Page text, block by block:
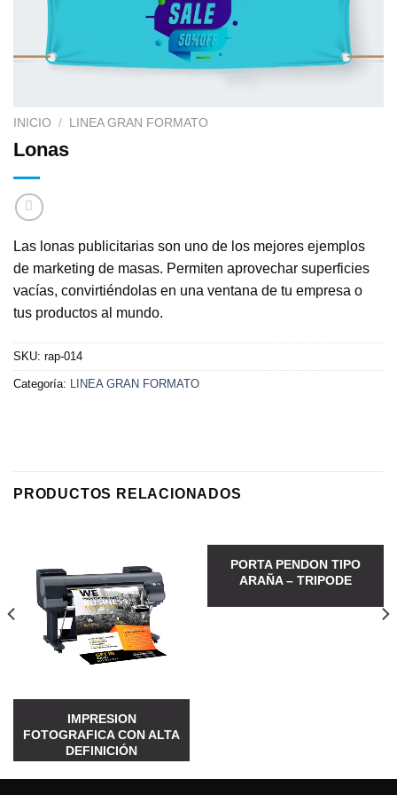
INICIO / LINEA GRAN FORMATO
Lonas
Las lonas publicitarias son uno de los mejores ejemplos
de marketing de masas. Permiten aprovechar superficies
vacías, convirtiéndolas en una ventana de tu empresa o
tus productos al mundo.
SKU: rap-014
Categoría: LINEA GRAN FORMATO
PRODUCTOS RELACIONADOS
IMPRESION
FOTOGRAFICA CON ALTA
DEFINICIÓN
PORTA PENDON TIPO
ARAÑA – TRIPODE